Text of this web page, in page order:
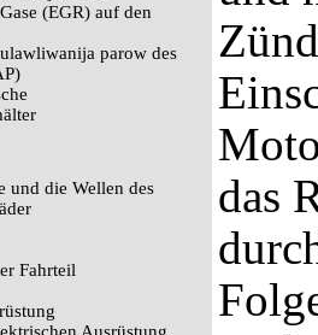
(EGR) auf den
parow des
und die Wellen des
Fahrteil
das